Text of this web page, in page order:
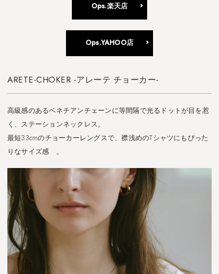
Ops.楽天店
Ops.YAHOO店
ARETE-CHOKER -アレーテ チョーカー-
高級感のあるベネチアンチェーンに等間隔で光るドットが目を惹
く、ステーションネックレス。
最短33cmのチョーカーレングスで、襟浅めのTシャツにもぴった
りなサイズ感 。